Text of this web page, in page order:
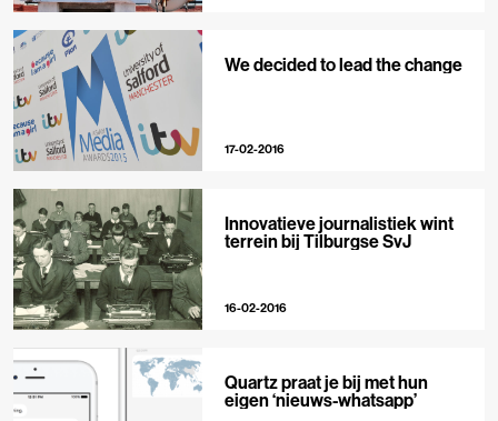
We decided to lead the change
17-02-2016
Innovatieve journalistiek wint
terrein bij Tilburgse SvJ
16-02-2016
Quartz praat je bij met hun
eigen ‘nieuws-whatsapp’